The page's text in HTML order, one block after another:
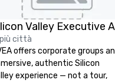
città
offers corporate groups an
authentic Silicon
experience — not a tour,